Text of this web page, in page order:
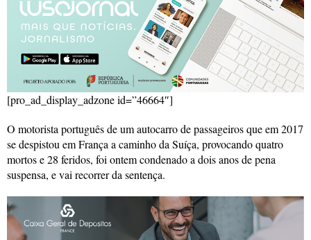
[pro_ad_display_adzone id=”46664″]
O motorista português de um autocarro de passageiros que em 2017
se despistou em França a caminho da Suíça, provocando quatro
mortos e 28 feridos, foi ontem condenado a dois anos de pena
suspensa, e vai recorrer da sentença.